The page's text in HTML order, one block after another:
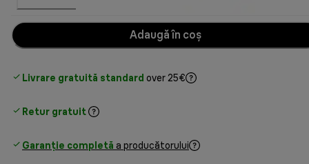
Adaugă în coș
Livrare gratuită standard over 25€
Retur gratuit
Garanție completă a producătorului